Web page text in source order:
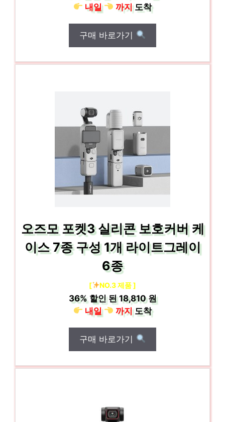
내일
까지도착
구매 바로가기
오즈모 포켓3 실리콘 보호커버 케
이스 7종 구성 1개 라이트그레이
6종
[ NO.3 제품 ]
36%할인 된18,810 원
내일
까지도착
구매 바로가기